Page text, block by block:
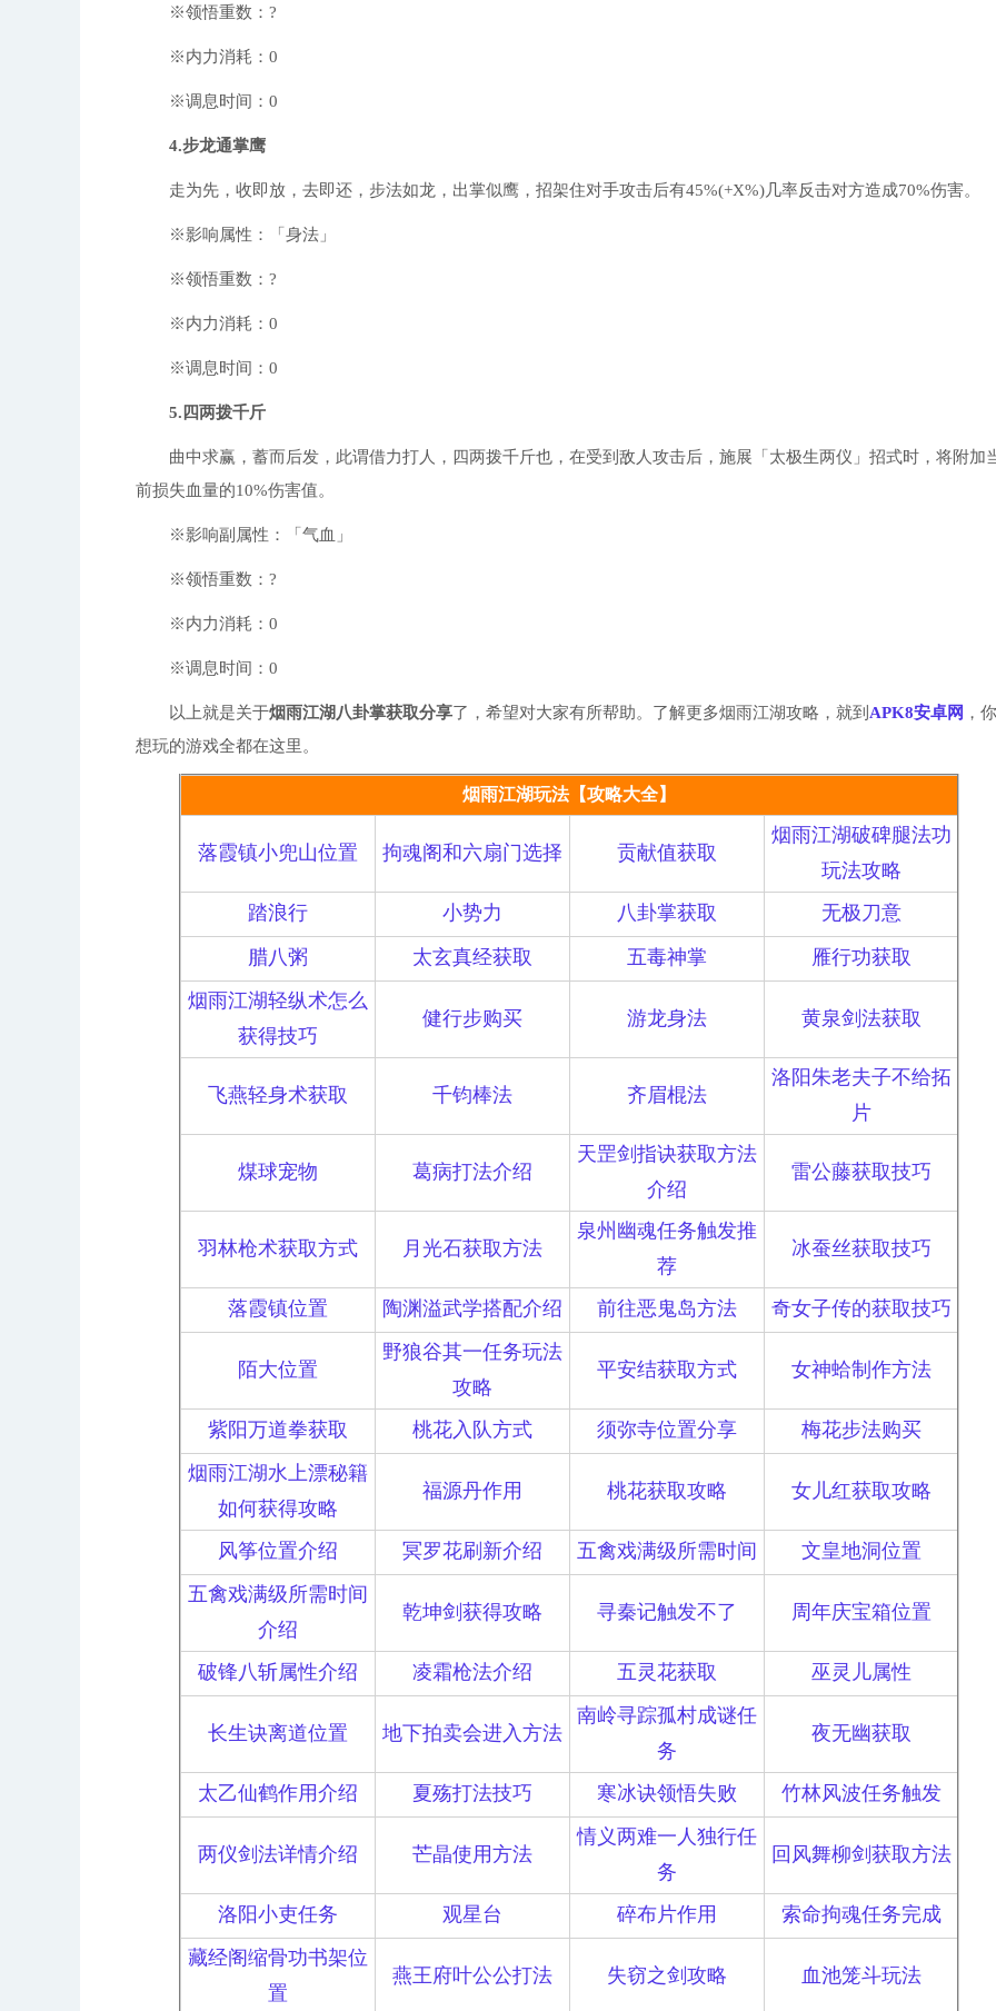
※领悟重数：?
※内力消耗：0
※调息时间：0
4.步龙通掌鹰
走为先，收即放，去即还，步法如龙，出掌似鹰，招架住对手攻击后有45%(+X%)几率反击对方造成70%伤害。
※影响属性：「身法」
※领悟重数：?
※内力消耗：0
※调息时间：0
5.四两拨千斤
曲中求赢，蓄而后发，此谓借力打人，四两拨千斤也，在受到敌人攻击后，施展「太极生两仪」招式时，将附加
前损失血量的10%伤害值。
※影响副属性：「气血」
※领悟重数：?
※内力消耗：0
※调息时间：0
以上就是关于烟雨江湖八卦掌获取分享了，希望对大家有所帮助。了解更多烟雨江湖攻略，就到 APK8安卓网 ，你
想玩的游戏全都在这里。
烟雨江湖玩法【攻略大全】
落霞镇小兜山位置 拘魂阁和六扇门选择 贡献值获取
烟雨江湖破碑腿法功
玩法攻略
踏浪行
小势力 八卦掌获取
无极刀意
腊八粥
太玄真经获取 五毒神掌
雁行功获取
烟雨江湖轻纵术怎么
获得技巧
健行步购买 游龙身法 黄泉剑法获取
飞燕轻身术获取 千钧棒法 齐眉棍法
洛阳朱老夫子不给拓
片
煤球宠物 葛病打法介绍
天罡剑指诀获取方法
介绍
雷公藤获取技巧
羽林枪术获取方式 月光石获取方法
泉州幽魂任务触发推
荐
冰蚕丝获取技巧
落霞镇位置 陶渊溢武学搭配介绍 前往恶鬼岛方法 奇女子传的获取技巧
陌大位置
野狼谷其一任务玩法
攻略
平安结获取方式 女神蛤制作方法
紫阳万道拳获取 桃花入队方式 须弥寺位置分享
梅花步法购买
烟雨江湖水上漂秘籍
如何获得攻略
福源丹作用 桃花获取攻略 女儿红获取攻略
风筝位置介绍 冥罗花刷新介绍 五禽戏满级所需时间
文皇地洞位置
五禽戏满级所需时间
介绍
乾坤剑获得攻略 寻秦记触发不了 周年庆宝箱位置
破锋八斩属性介绍 凌霜枪法介绍 五灵花获取 巫灵儿属性
长生诀离道位置 地下拍卖会进入方法
南岭寻踪孤村成谜任
务
夜无幽获取
太乙仙鹤作用介绍 夏殇打法技巧 寒冰诀领悟失败 竹林风波任务触发
两仪剑法详情介绍 芒晶使用方法
情义两难一人独行任
务
回风舞柳剑获取方法
洛阳小吏任务 观星台 碎布片作用
索命拘魂任务完成
藏经阁缩骨功书架位
置
燕王府叶公公打法 失窃之剑攻略 血池笼斗玩法